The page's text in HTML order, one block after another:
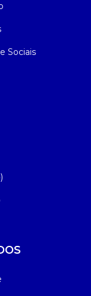
Sociais